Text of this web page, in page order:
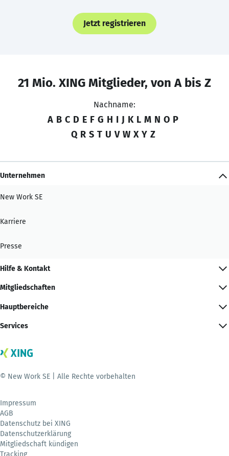
Jetzt registrieren
21 Mio. XING Mitglieder, von A bis Z
Nachname:
A B C D E F G H I J K L M N O P
Q R S T U V W X Y Z
Unternehmen
New Work SE
Karriere
Presse
Hilfe & Kontakt
Mitgliedschaften
Hauptbereiche
Services
© New Work SE | Alle Rechte vorbehalten
Impressum
AGB
Datenschutz bei XING
Datenschutzerklärung
Mitgliedschaft kündigen
Tracking